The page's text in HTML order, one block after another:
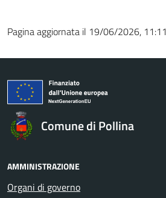
Pagina aggiornata il 19/06/2026, 11:11
Comune di Pollina
AMMINISTRAZIONE
Organi di governo